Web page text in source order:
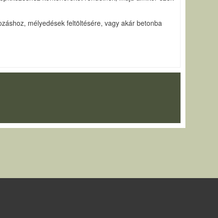
mélyedések feltöltésére, vagy akár betonba